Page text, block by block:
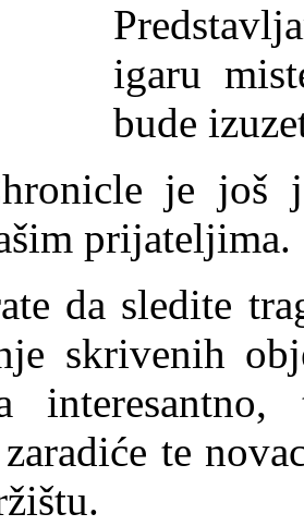
igaru
bude
je još
prijateljima.
da sledite
skrivenih
te